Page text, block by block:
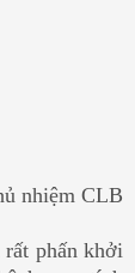
nhiệm CLB
phấn khởi